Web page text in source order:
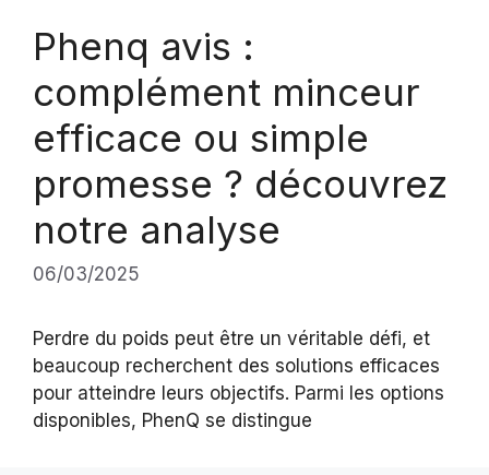
Phenq avis :
complément minceur
efficace ou simple
promesse ? découvrez
notre analyse
06/03/2025
Perdre du poids peut être un véritable défi, et
beaucoup recherchent des solutions efficaces
pour atteindre leurs objectifs. Parmi les options
disponibles, PhenQ se distingue